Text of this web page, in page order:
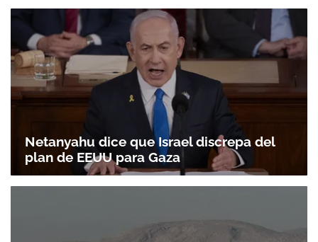
Netanyahu dice que Israel discrepa del
plan de EEUU para Gaza